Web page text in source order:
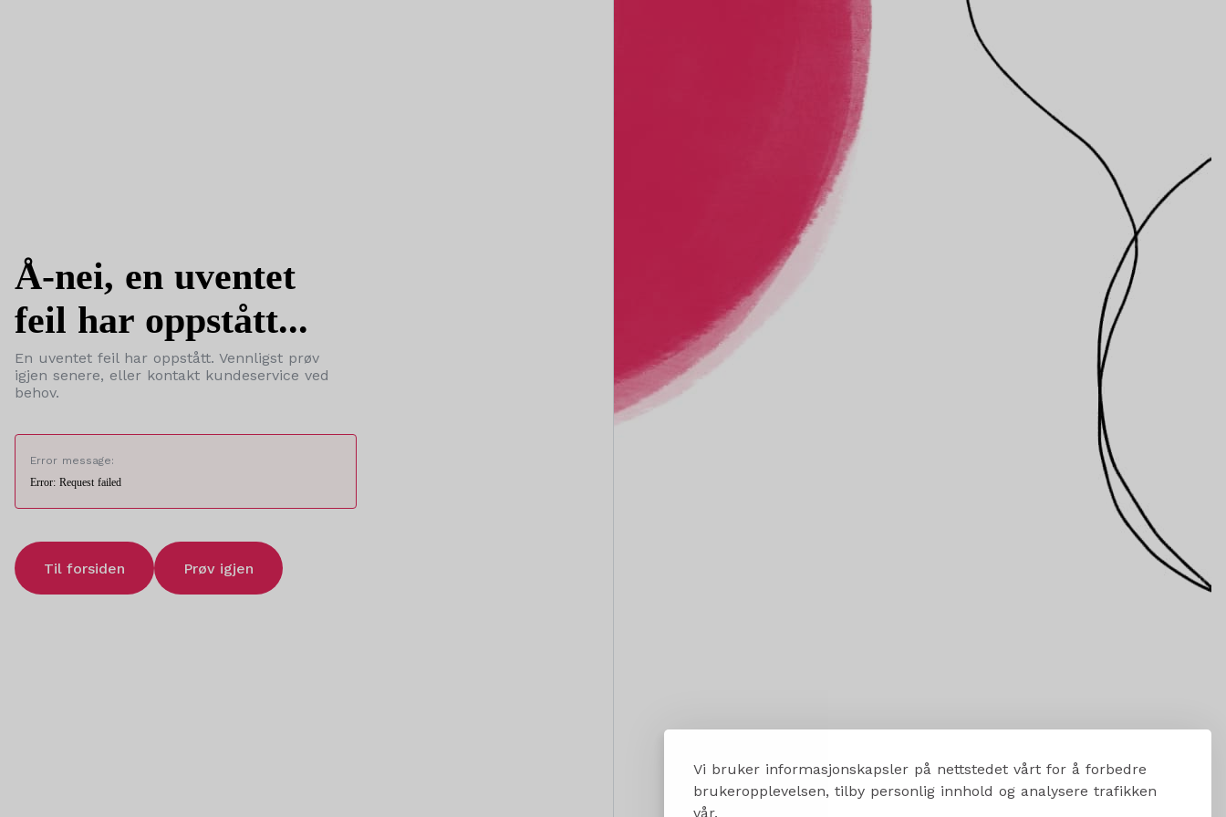
Vi bruker informasjonskapsler på nettstedet vårt for å forbedre
brukeropplevelsen, tilby personlig innhold og analysere trafikken
vår.
Å-nei, en uventet
feil har oppstått...
En uventet feil har oppstått. Vennligst prøv
igjen senere, eller kontakt kundeservice ved
behov.
Error message:
Error: Request failed
Til forsiden Prøv igjen